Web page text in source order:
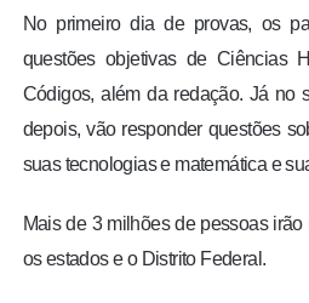
No primeiro dia de provas, os
questões objetivas de Ciências
Códigos, além da redação. Já no
depois, vão responder questões
suas tecnologias e matemática e
Mais de 3 milhões de pessoas
os estados e o Distrito Federal.